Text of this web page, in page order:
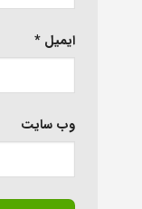
ایمیل *
وب‌ سایت